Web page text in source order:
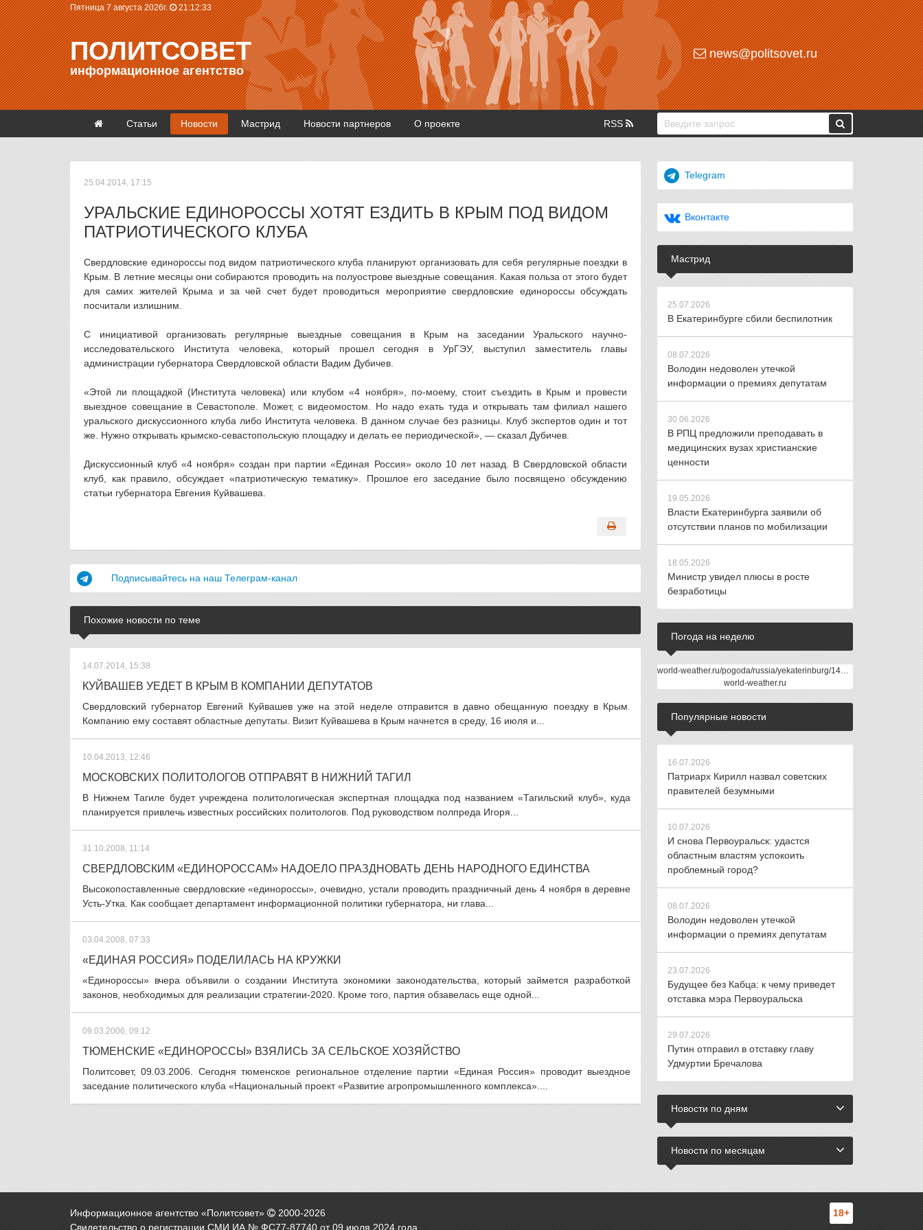
Пятница 7 августа 2026г. 21:12:34
ПОЛИТСОВЕТ
информационное агентство
news@politsovet.ru
Статьи Новости Мастрид Новости партнеров О проекте RSS
25.04.2014, 17:15
УРАЛЬСКИЕ ЕДИНОРОССЫ ХОТЯТ ЕЗДИТЬ В КРЫМ ПОД ВИДОМ
ПАТРИОТИЧЕСКОГО КЛУБА
Свердловские единороссы под видом патриотического клуба планируют организовать для себя регулярные поездки в
Крым. В летние месяцы они собираются проводить на полуострове выездные совещания. Какая польза от этого будет
для самих жителей Крыма и за чей счет будет проводиться мероприятие свердловские единороссы обсуждать
посчитали излишним.
С инициативой организовать регулярные выездные совещания в Крым на заседании Уральского научно-
исследовательского Института человека, который прошел сегодня в УрГЭУ, выступил заместитель главы
администрации губернатора Свердловской области Вадим Дубичев.
«Этой ли площадкой (Института человека) или клубом «4 ноября», по-моему, стоит съездить в Крым и провести
выездное совещание в Севастополе. Может, с видеомостом. Но надо ехать туда и открывать там филиал нашего
уральского дискуссионного клуба либо Института человека. В данном случае без разницы. Клуб экспертов один и тот
же. Нужно открывать крымско-севастопольскую площадку и делать ее периодической», — сказал Дубичев.
Дискуссионный клуб «4 ноября» создан при партии «Единая Россия» около 10 лет назад. В Свердловской области
клуб, как правило, обсуждает «патриотическую тематику». Прошлое его заседание было посвящено обсуждению
статьи губернатора Евгения Куйвашева.
Подписывайтесь на наш Телеграм-канал
Похожие новости по теме
14.07.2014, 15:38
КУЙВАШЕВ УЕДЕТ В КРЫМ В КОМПАНИИ ДЕПУТАТОВ
Свердловский губернатор Евгений Куйвашев уже на этой неделе отправится в давно обещанную поездку в Крым.
Компанию ему составят областные депутаты. Визит Куйвашева в Крым начнется в среду, 16 июля и...
10.04.2013, 12:46
МОСКОВСКИХ ПОЛИТОЛОГОВ ОТПРАВЯТ В НИЖНИЙ ТАГИЛ
В Нижнем Тагиле будет учреждена политологическая экспертная площадка под названием «Тагильский клуб», куда
планируется привлечь известных российских политологов. Под руководством полпреда Игоря...
31.10.2008, 11:14
СВЕРДЛОВСКИМ «ЕДИНОРОССАМ» НАДОЕЛО ПРАЗДНОВАТЬ ДЕНЬ НАРОДНОГО ЕДИНСТВА
Высокопоставленные свердловские «единороссы», очевидно, устали проводить праздничный день 4 ноября в деревне
Усть-Утка. Как сообщает департамент информационной политики губернатора, ни глава...
03.04.2008, 07:33
«ЕДИНАЯ РОССИЯ» ПОДЕЛИЛАСЬ НА КРУЖКИ
«Единороссы» вчера объявили о создании Института экономики законодательства, который займется разработкой
законов, необходимых для реализации стратегии-2020. Кроме того, партия обзавелась еще одной...
09.03.2006, 09:12
ТЮМЕНСКИЕ «ЕДИНОРОССЫ» ВЗЯЛИСЬ ЗА СЕЛЬСКОЕ ХОЗЯЙСТВО
Политсовет, 09.03.2006. Сегодня тюменское региональное отделение партии «Единая Россия» проводит выездное
заседание политического клуба «Национальный проект «Развитие агропромышленного комплекса»....
Telegram
Вконтакте
Мастрид
25.07.2026
В Екатеринбурге сбили беспилотник
08.07.2026
Володин недоволен утечкой
информации о премиях депутатам
30.06.2026
В РПЦ предложили преподавать в
медицинских вузах христианские
ценности
19.05.2026
Власти Екатеринбурга заявили об
отсутствии планов по мобилизации
18.05.2026
Министр увидел плюсы в росте
безработицы
Погода на неделю
world-weather.ru/pogoda/russia/yekaterinburg/14days/
world-weather.ru
Популярные новости
16.07.2026
Патриарх Кирилл назвал советских
правителей безумными
10.07.2026
И снова Первоуральск: удастся
областным властям успокоить
проблемный город?
08.07.2026
Володин недоволен утечкой
информации о премиях депутатам
23.07.2026
Будущее без Кабца: к чему приведет
отставка мэра Первоуральска
29.07.2026
Путин отправил в отставку главу
Удмуртии Бречалова
Новости по дням
Новости по месяцам
Информационное агентство «Политсовет» 2000-2026
Свидетельство о регистрации СМИ ИА № ФС77-87740 от 09 июля 2024 года.
18+